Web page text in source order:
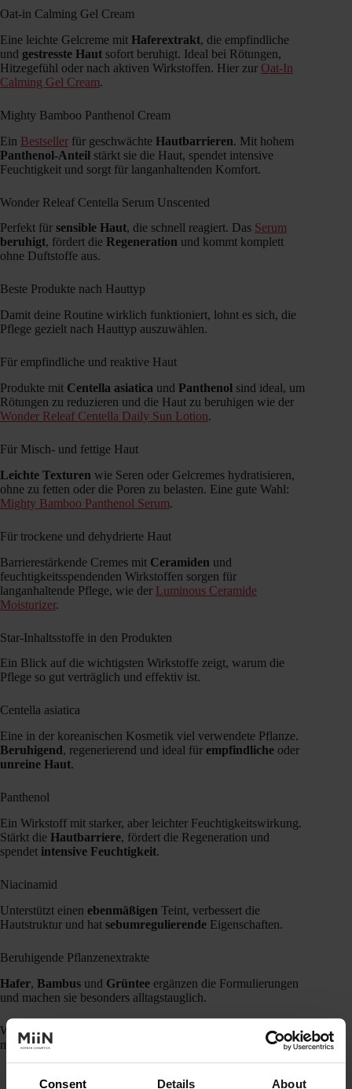
Consent Details About
Oat-in Calming Gel Cream
Eine leichte Gelcreme mit Haferextrakt, die empfindliche
und gestresste Haut sofort beruhigt. Ideal bei Rötungen,
Hitzegefühl oder nach aktiven Wirkstoffen. Hier zur Oat-In
Calming Gel Cream.
Mighty Bamboo Panthenol Cream
Ein Bestseller für geschwächte Hautbarrieren. Mit hohem
Panthenol-Anteil stärkt sie die Haut, spendet intensive
Feuchtigkeit und sorgt für langanhaltenden Komfort.
Wonder Releaf Centella Serum Unscented
Perfekt für sensible Haut, die schnell reagiert. Das Serum
beruhigt, fördert die Regeneration und kommt komplett
ohne Duftstoffe aus.
Beste Produkte nach Hauttyp
Damit deine Routine wirklich funktioniert, lohnt es sich, die
Pflege gezielt nach Hauttyp auszuwählen.
Für empfindliche und reaktive Haut
Produkte mit Centella asiatica und Panthenol sind ideal, um
Rötungen zu reduzieren und die Haut zu beruhigen wie der
Wonder Releaf Centella Daily Sun Lotion.
Für Misch- und fettige Haut
Leichte Texturen wie Seren oder Gelcremes hydratisieren,
ohne zu fetten oder die Poren zu belasten. Eine gute Wahl:
Mighty Bamboo Panthenol Serum.
Für trockene und dehydrierte Haut
Barrierestärkende Cremes mit Ceramiden und
feuchtigkeitsspendenden Wirkstoffen sorgen für
langanhaltende Pflege, wie der Luminous Ceramide
Moisturizer.
Star-Inhaltsstoffe in den Produkten
Ein Blick auf die wichtigsten Wirkstoffe zeigt, warum die
Pflege so gut verträglich und effektiv ist.
Centella asiatica
Eine in der koreanischen Kosmetik viel verwendete Pflanze.
Beruhigend, regenerierend und ideal für empfindliche oder
unreine Haut.
Panthenol
Ein Wirkstoff mit starker, aber leichter Feuchtigkeitswirkung.
Stärkt die Hautbarriere, fördert die Regeneration und
spendet intensive Feuchtigkeit.
Niacinamid
Unterstützt einen ebenmäßigen Teint, verbessert die
Hautstruktur und hat sebumregulierende Eigenschaften.
Beruhigende Pflanzenextrakte
Hafer, Bambus und Grüntee ergänzen die Formulierungen
und machen sie besonders alltagstauglich.
Wenn du in deine Haut investieren möchtest, bist du bei uns
mit Purito genau richtig.